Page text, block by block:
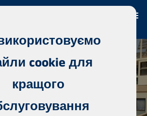
cookie для
кращого